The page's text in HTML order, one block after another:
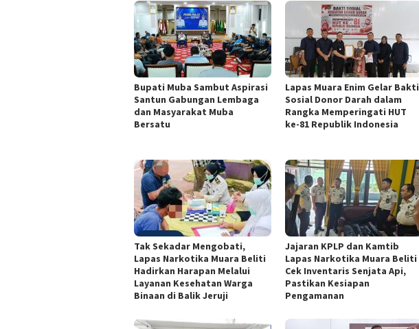
Bupati Muba Sambut Aspirasi
Santun Gabungan Lembaga
dan Masyarakat Muba
Bersatu
Lapas Muara Enim Gelar Bakti
Sosial Donor Darah dalam
Rangka Memperingati HUT
ke-81 Republik Indonesia
Tak Sekadar Mengobati,
Lapas Narkotika Muara Beliti
Hadirkan Harapan Melalui
Layanan Kesehatan Warga
Binaan di Balik Jeruji
Jajaran KPLP dan Kamtib
Lapas Narkotika Muara Beliti
Cek Inventaris Senjata Api,
Pastikan Kesiapan
Pengamanan